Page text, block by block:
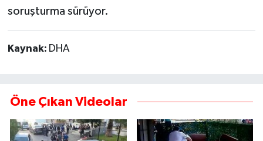
soruşturma sürüyor.
Kaynak: DHA
Öne Çıkan Videolar